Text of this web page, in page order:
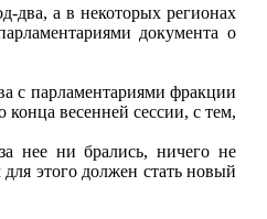
два, а в некоторых регионах
документа о
с парламентариями фракции
весенней сессии, с тем,
нее ни брались, ничего не
этого должен стать новый